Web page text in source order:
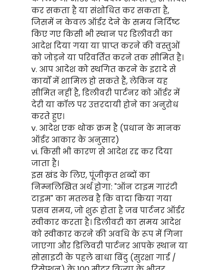
कर सकता है या संशोधित कर सकता है,
जिसमें न केवल ऑर्डर देने के समय निर्दिष्ट
किए गए किसी भी स्थान पर डिलीवरी का
आदेश दिया गया या प्राप्त करने की वस्तुओं
को जोड़ने या परिवर्तित करने तक सीमित है।
v. आप आदेश को स्थगित करने के इरादे से
कार्यों में शामिल हो सकते हैं, लेकिन यह
सीमित नहीं है, डिलीवरी पार्टनर को ऑर्डर में
देरी या कॉल पर उत्तरदायी होने का अनुरोध
करते हुए।
v. आदेश एक थोक क्रम है (प्रधान के मानक
ऑर्डर आकार के अनुसार)
vi. किसी भी कारण से आदेश रद्द कर दिया
जाता है।
इस खंड के लिए, पूंजीकृत शब्दों का
निम्नलिखित अर्थ होगा: "ऑन टाइम गारंटी
टाइम" का मतलब है कि वादा किया गया
प्रसव समय, जो शुरू होता है जब पार्टनर ऑर्डर
स्वीकार करता है। डिलीवरी का समय आदेश
को स्वीकार करने की अवधि के रूप में गिना
जाएगा और डिलिवरी पार्टनर आपके स्थान या
सोसाइटी के पहले बाधा बिंदु (सुरक्षा गार्ड /